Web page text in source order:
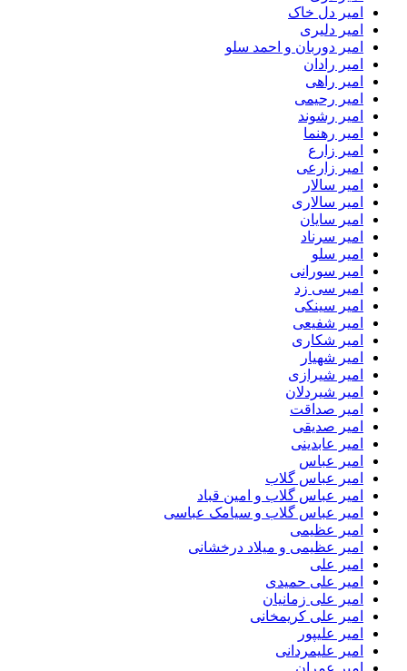
امیر دل خاک
امیر دلیری
امیر دوربان و احمد سلو
امیر رادان
امیر راهی
امیر رحیمی
امیر رشوند
امیر رهنما
امیر زارع
امیر زارعی
امیر سالار
امیر سالاری
امیر سایان
امیر سرناد
امیر سلو
امیر سورانی
امیر سی زد
امیر سینکی
امیر شفیعی
امیر شکاری
امیر شهیار
امیر شیرازی
امیر شیردلان
امیر صداقت
امیر صدیقی
امیر عابدینی
امیر عباس
امیر عباس گلاب
امیر عباس گلاب و امین قباد
امیر عباس گلاب و سیامک عباسی
امیر عظیمی
امیر عظیمی و میلاد درخشانی
امیر علی
امیر علی حمیدی
امیر علی زمانیان
امیر علی کریمخانی
امیر علیپور
امیر علیمردانی